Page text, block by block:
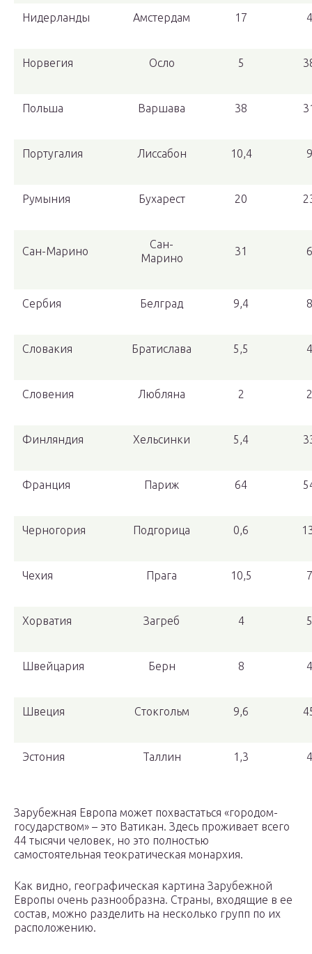
Нидерланды Амстердам 17
Норвегия Осло 5
Польша Варшава 38
Португалия Лиссабон 10,4
Румыния Бухарест 20
Сан-Марино
Сан-
Марино
31
Сербия Белград 9,4
Словакия Братислава 5,5
Словения Любляна 2
Финляндия Хельсинки 5,4
Франция Париж 64
Черногория Подгорица 0,6
Чехия Прага 10,5
Хорватия Загреб 4
Швейцария Берн 8
Швеция Стокгольм 9,6
Эстония Таллин 1,3
Зарубежная Европа может похвастаться «городом-
государством» – это Ватикан. Здесь проживает всего
44 тысячи человек, но это полностью
самостоятельная теократическая монархия.
Как видно, географическая картина Зарубежной
Европы очень разнообразна. Страны, входящие в ее
состав, можно разделить на несколько групп по их
расположению.